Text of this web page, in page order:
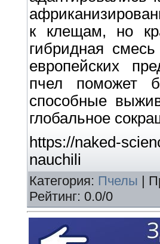
к клещам, но
гибридная
европейских
пчел поможет
способные
глобальное
https://naked-
nauchili
Категория: Пчелы
Рейтинг: 0.0/0